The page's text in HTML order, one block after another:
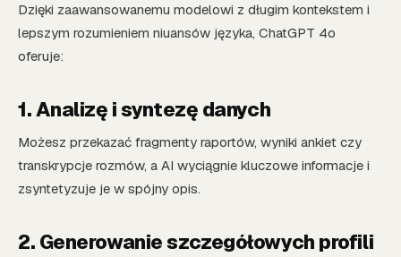
Dzięki zaawansowanemu modelowi z długim kontekstem i
lepszym rozumieniem niuansów języka, ChatGPT 4o
oferuje:
1. Analizę i syntezę danych
Możesz przekazać fragmenty raportów, wyniki ankiet czy
transkrypcje rozmów, a AI wyciągnie kluczowe informacje i
zsyntetyzuje je w spójny opis.
2. Generowanie szczegółowych profili